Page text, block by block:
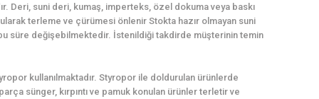
Deri, suni deri, kumaş, imperteks, özel dokuma veya baskı
terleme ve çürümesi önlenir Stokta hazır olmayan suni
süre değişebilmektedir. İstenildiği takdirde müşterinin temin
kullanılmaktadır. Styropor ile doldurulan ürünlerde
sünger, kırpıntı ve pamuk konulan ürünler terletir ve